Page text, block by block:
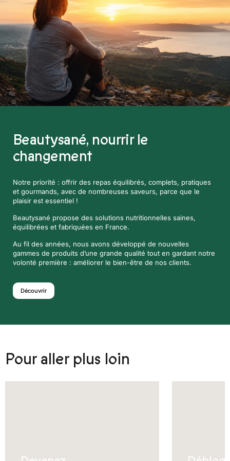
Beautysané, nourrir le
changement
Notre priorité : offrir des repas équilibrés, complets, pratiques
et gourmands, avec de nombreuses saveurs, parce que le
plaisir est essentiel !
Beautysané propose des solutions nutritionnelles saines,
équilibrées et fabriquées en France.
Au fil des années, nous avons développé de nouvelles
gammes de produits d’une grande qualité tout en gardant notre
volonté première : améliorer le bien-être de nos clients.
Découvrir
Pour aller plus loin